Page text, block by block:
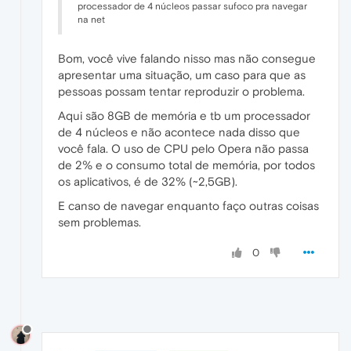
processador de 4 núcleos passar sufoco pra navegar
na net
Bom, você vive falando nisso mas não consegue
apresentar uma situação, um caso para que as
pessoas possam tentar reproduzir o problema.
Aqui são 8GB de memória e tb um processador
de 4 núcleos e não acontece nada disso que
você fala. O uso de CPU pelo Opera não passa
de 2% e o consumo total de memória, por todos
os aplicativos, é de 32% (~2,5GB).
E canso de navegar enquanto faço outras coisas
sem problemas.
0